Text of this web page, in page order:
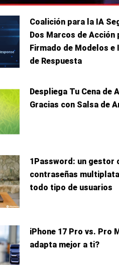
Coalición para la IA
Dos Marcos de Acción
Firmado de Modelos e
de Respuesta
Despliega Tu Cena de
Gracias con Salsa de
1Password: un gestor
contraseñas
todo tipo de usuarios
iPhone 17 Pro vs. Pro
adapta mejor a ti?